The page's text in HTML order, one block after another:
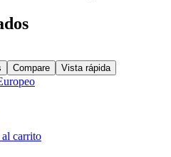
Compare Vista rápida
carrito